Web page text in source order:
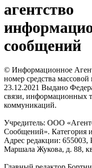
агентство
сообщений
© Информационное
номер средства
23.12.2021 Выдано
связи, информационных
коммуникаций.
Учредитель: ООО
Сообщений». Категория
Адрес редакции: 655003,
Маршала Жукова, д. 88,